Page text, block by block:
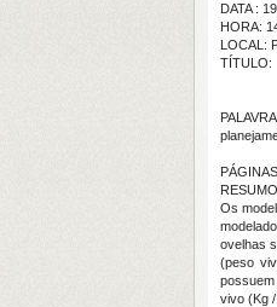
DATA :
HORA:
LOCAL:
TÍTULO:
Os
ovelhas
(peso
possuem
vivo (Kg